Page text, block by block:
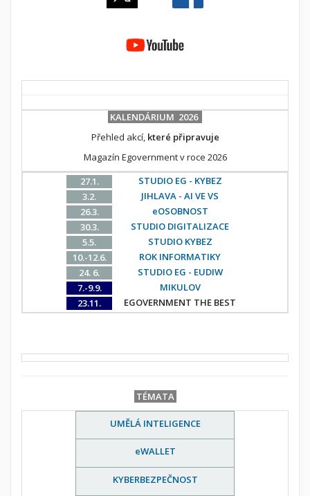
KALENDÁRIUM 2026
Přehled akcí, které připravuje
Magazín Egovernment v roce 2026
27.1.
STUDIO EG - KYBEZ
3.2.
JIHLAVA - AI VE VS
26.3.
eOSOBNOST
30.3.
STUDIO DIGITALIZACE
5.5.
STUDIO KYBEZ
10.-12.6.
ROK INFORMATIKY
24. 6.
STUDIO EG - EUDIW
7.-9.9.
MIKULOV
23.11.
EGOVERNMENT THE BEST
TÉMATA
UMĚLÁ INTELIGENCE
eWALLET
KYBERBEZPEČNOST